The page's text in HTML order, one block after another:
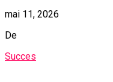
mai 11, 2026
De
Succes